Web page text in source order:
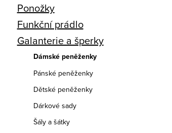
Ponožky
Funkční prádlo
Galanterie a šperky
Dámské peněženky
Pánské peněženky
Dětské peněženky
Dárkové sady
Šály a šátky